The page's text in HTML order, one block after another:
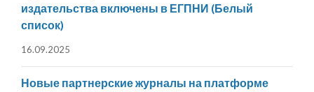
издательства включены в ЕГПНИ (Белый
список)
16.09.2025
Новые партнерские журналы на платформе